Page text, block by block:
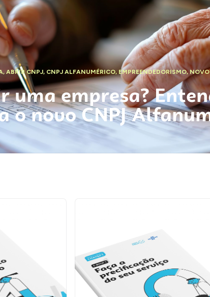
,ABRIR CNPJ, CNPJ ALFANUMÉRICO, EMPREENDEDORISMO,
uma empresa?
o novo CNPJ